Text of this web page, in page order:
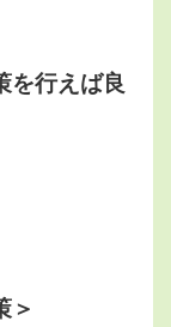
を行えば良
＞